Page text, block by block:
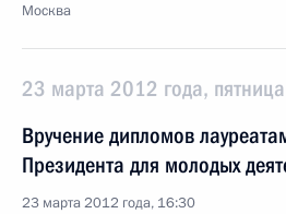
Москва
23 марта 2012 года, пятница
Вручение дипломов
Президента для молодых
23 марта 2012 года, 16:30